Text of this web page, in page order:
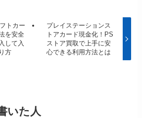
トカー
を安全
して入
方
プレイステーションス
トアカード現金化！PS
ストア買取で上手に安
心できる利用方法とは
いた人